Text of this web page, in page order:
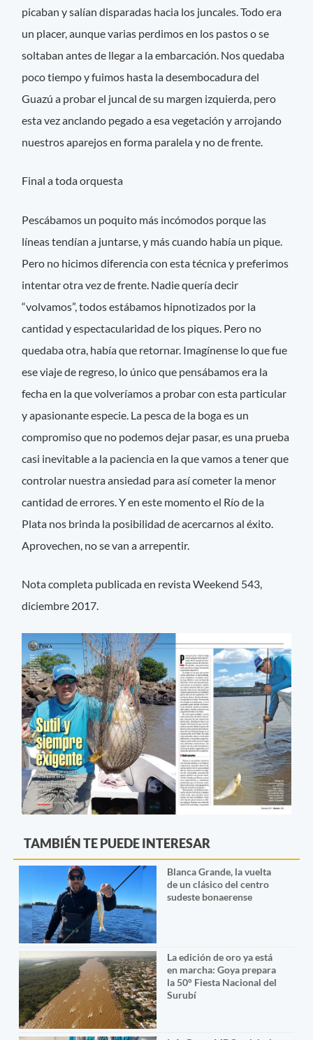
picaban y salían disparadas hacia los juncales. Todo era
un placer, aunque varias perdimos en los pastos o se
soltaban antes de llegar a la embarcación. Nos quedaba
poco tiempo y fuimos hasta la desembocadura del
Guazú a probar el juncal de su margen izquierda, pero
esta vez anclando pegado a esa vegetación y arrojando
nuestros aparejos en forma paralela y no de frente.
Final a toda orquesta
Pescábamos un poquito más incómodos porque las
líneas tendían a juntarse, y más cuando había un pique.
Pero no hicimos diferencia con esta técnica y preferimos
intentar otra vez de frente. Nadie quería decir
“volvamos”, todos estábamos hipnotizados por la
cantidad y espectacularidad de los piques. Pero no
quedaba otra, había que retornar. Imagínense lo que fue
ese viaje de regreso, lo único que pensábamos era la
fecha en la que volveríamos a probar con esta particular
y apasionante especie. La pesca de la boga es un
compromiso que no podemos dejar pasar, es una prueba
casi inevitable a la paciencia en la que vamos a tener que
controlar nuestra ansiedad para así cometer la menor
cantidad de errores. Y en este momento el Río de la
Plata nos brinda la posibilidad de acercarnos al éxito.
Aprovechen, no se van a arrepentir.
Nota completa publicada en revista Weekend 543,
diciembre 2017.
TAMBIÉN TE PUEDE INTERESAR
Blanca Grande, la vuelta
de un clásico del centro
sudeste bonaerense
La edición de oro ya está
en marcha: Goya prepara
la 50° Fiesta Nacional del
Surubí